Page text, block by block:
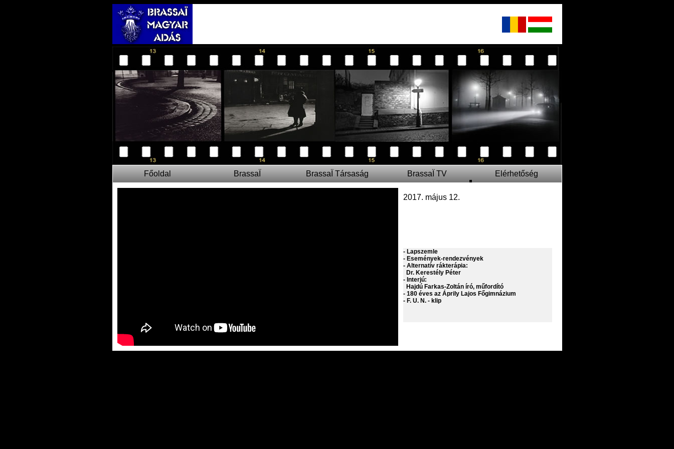
Főoldal BrassaÏ BrassaÏ Társaság BrassaÏ TV Elérhetőség
2017. május 12.
- Lapszemle
- Események-rendezvények
- Alternatív rákterápia:
Dr. Kerestély Péter
- Interjú:
Hajdú Farkas-Zoltán író, műfordító
- 180 éves az Áprily Lajos Főgimnázium
- F. U. N. - klip